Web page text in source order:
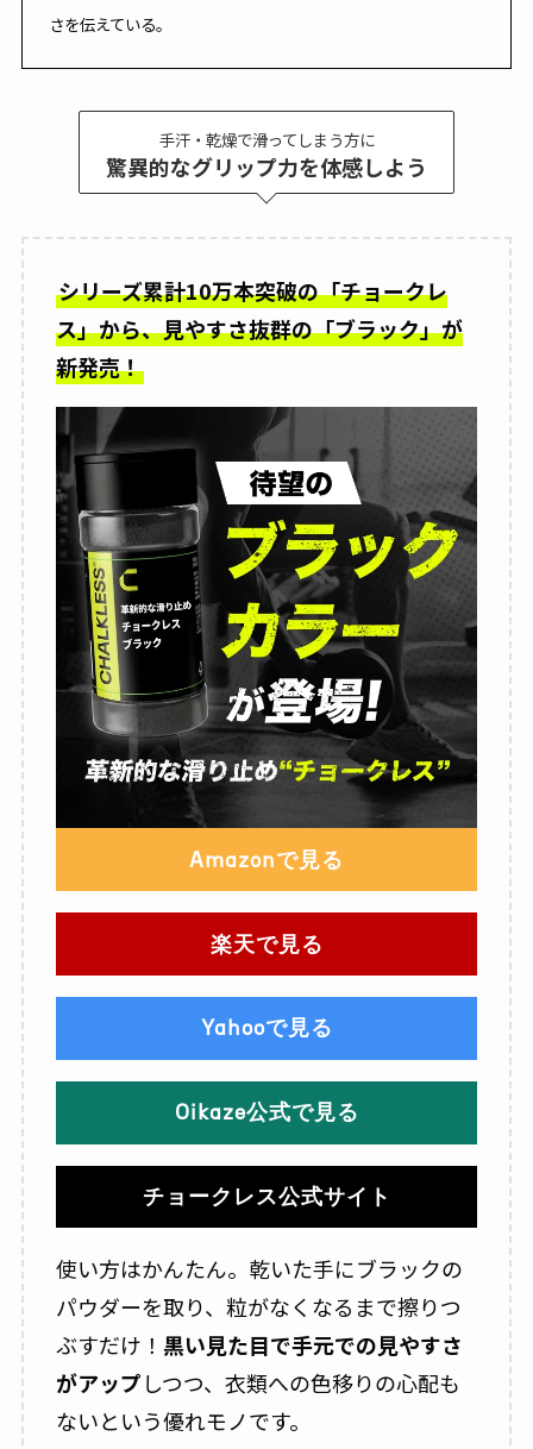
さを伝えている。
手汗・乾燥で滑ってしまう方に
驚異的なグリップ力を体感しよう
シリーズ累計10万本突破の「チョークレ
ス」から、見やすさ抜群の「ブラック」が
新発売！
Amazonで見る
楽天で見る
Yahooで見る
Oikaze公式で見る
チョークレス公式サイト
使い方はかんたん。乾いた手にブラックの
パウダーを取り、粒がなくなるまで擦りつ
ぶすだけ！ 黒い見た目で手元での見やすさ
がアップしつつ、衣類への色移りの心配も
ないという優れモノです。